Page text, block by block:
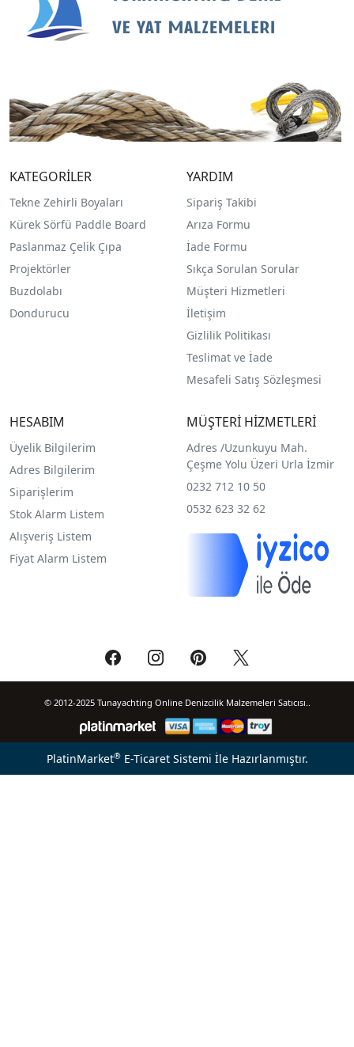
KATEGORİLER
Tekne Zehirli Boyaları
Kürek Sörfü Paddle Board
Paslanmaz Çelik Çıpa
Projektörler
Buzdolabı
Dondurucu
YARDIM
Sipariş Takibi
Arıza Formu
İade Formu
Sıkça Sorulan Sorular
Müşteri Hizmetleri
İletişim
Gizlilik Politikası
Teslimat ve İade
Mesafeli Satış Sözleşmesi
HESABIM
Üyelik Bilgilerim
Adres Bilgilerim
Siparişlerim
Stok Alarm Listem
Alışveriş Listem
Fiyat Alarm Listem
MÜŞTERİ HİZMETLERİ
Adres /Uzunkuyu Mah.
Çeşme Yolu Üzeri Urla İzmir
0232 712 10 50
0532 623 32 62
© 2012-2025 Tunayachting Online Denizcilik Malzemeleri Satıcısı..
PlatinMarket®E-Ticaret Sistemi İle Hazırlanmıştır.